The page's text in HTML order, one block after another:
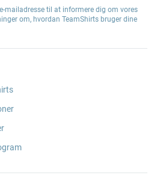
mailadresse til at informere dig om vores
om, hvordan TeamShirts bruger dine